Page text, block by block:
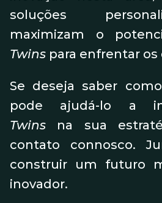
soluções
maximizam o
Twins para enfrentar os
Se deseja saber
pode ajudá-lo a
Twins na sua
contato connosco.
construir um futuro
inovador.